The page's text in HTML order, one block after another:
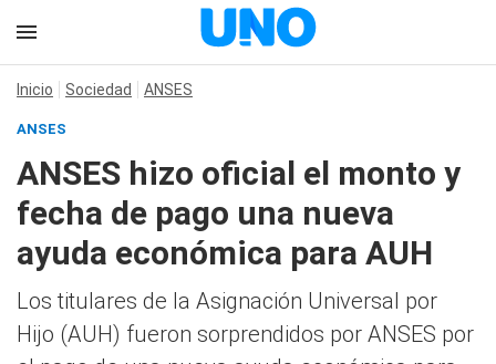
Inicio Sociedad ANSES
ANSES
ANSES hizo oficial el monto y
fecha de pago una nueva
ayuda económica para AUH
Los titulares de la Asignación Universal por
Hijo (AUH) fueron sorprendidos por ANSES por